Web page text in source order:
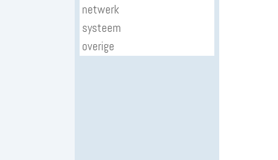
netwerk
systeem
overige